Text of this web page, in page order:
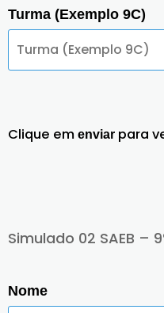
Turma (Exemplo 9C)
Clique em enviar para
Simulado 02 SAEB –
Nome